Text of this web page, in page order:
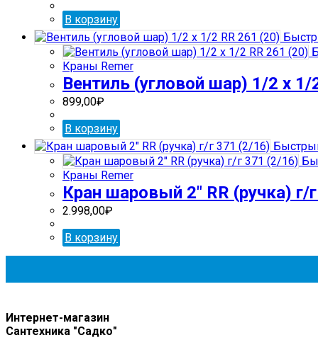
В корзину
Краны Remer
Вентиль (угловой шар) 1/2 х 1/
899,00₽
В корзину
Краны Remer
Кран шаровый 2″ RR (ручка) г/
2.998,00₽
В корзину
Интернет-магазин
Сантехника "Садко"